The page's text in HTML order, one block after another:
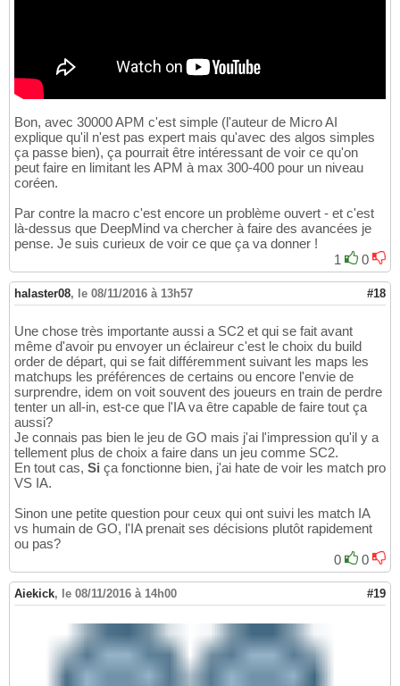
Bon, avec 30000 APM c'est simple (l'auteur de Micro AI
explique qu'il n'est pas expert mais qu'avec des algos simples
ça passe bien), ça pourrait être intéressant de voir ce qu'on
peut faire en limitant les APM à max 300-400 pour un niveau
coréen.
Par contre la macro c'est encore un problème ouvert - et c'est
là-dessus que DeepMind va chercher à faire des avancées je
pense. Je suis curieux de voir ce que ça va donner !
1
0
halaster08, le 08/11/2016 à 13h57 #18
Une chose très importante aussi a SC2 et qui se fait avant
même d'avoir pu envoyer un éclaireur c'est le choix du build
order de départ, qui se fait différemment suivant les maps les
matchups les préférences de certains ou encore l'envie de
surprendre, idem on voit souvent des joueurs en train de perdre
tenter un all-in, est-ce que l'IA va être capable de faire tout ça
aussi?
Je connais pas bien le jeu de GO mais j'ai l'impression qu'il y a
tellement plus de choix a faire dans un jeu comme SC2.
En tout cas, Si ça fonctionne bien, j'ai hate de voir les match pro
VS IA.
Sinon une petite question pour ceux qui ont suivi les match IA
vs humain de GO, l'IA prenait ses décisions plutôt rapidement
ou pas?
0
0
Aiekick, le 08/11/2016 à 14h00 #19